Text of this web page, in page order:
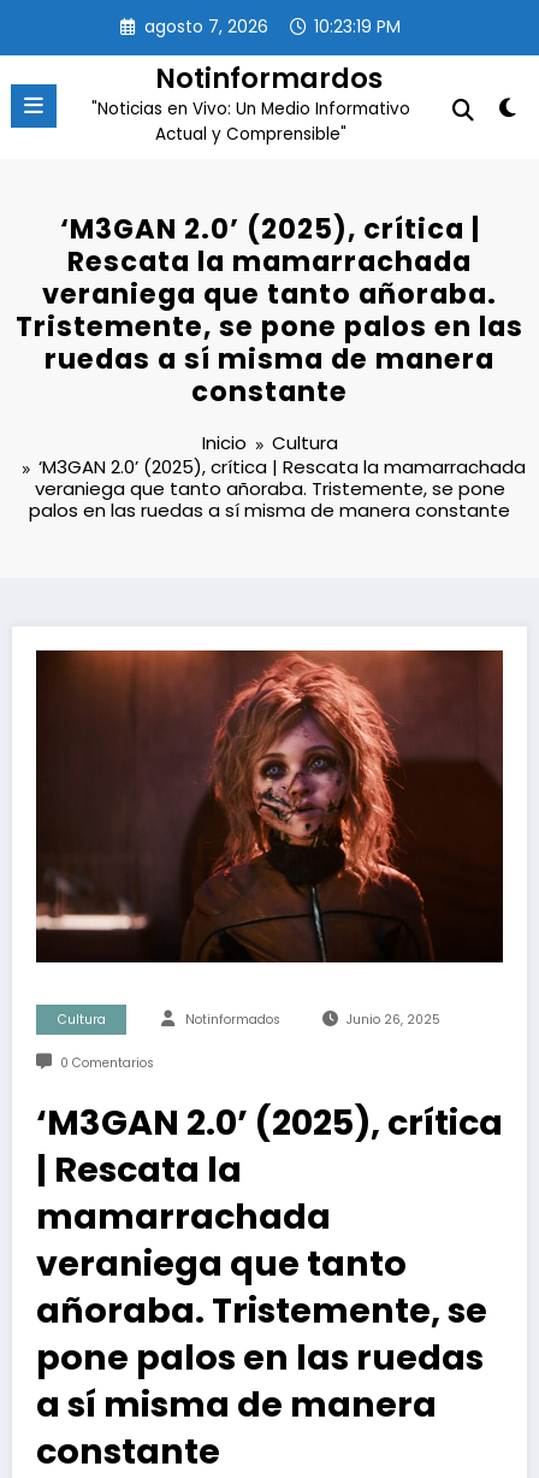
contenido
agosto 7, 2026 10:23:20 PM
Notinformardos
"Noticias en Vivo: Un Medio Informativo
Actual y Comprensible"
‘M3GAN 2.0’ (2025), crítica |
Rescata la mamarrachada
veraniega que tanto añoraba.
Tristemente, se pone palos en las
ruedas a sí misma de manera
constante
Inicio
Cultura
‘M3GAN 2.0’ (2025), crítica | Rescata la mamarrachada
veraniega que tanto añoraba. Tristemente, se pone
palos en las ruedas a sí misma de manera constante
Cultura Notinformados Junio 26, 2025
0 Comentarios
‘M3GAN 2.0’ (2025), crítica
| Rescata la
mamarrachada
veraniega que tanto
añoraba. Tristemente, se
pone palos en las ruedas
a sí misma de manera
constante